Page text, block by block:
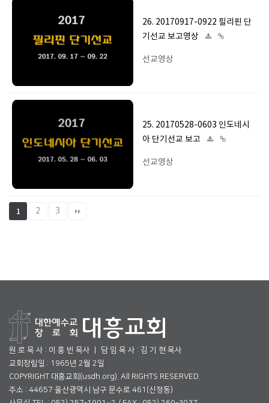
26. 20170917-0922 필리핀 단
기선교 보고영상
선교영상
25. 20170528-0603 인도네시
아 단기선교 보고
선교영상
1 2 3
원 로 목 사 : 이 흥 빈 목사 ㅣ 담 임 목 사 : 김 기 현 목사
교회창립일 : 1965년 2월 2일
COPYRIGHT 대흥교회(usdh.org). All RIGHTS RESERVED.
주소 : 44657 울산광역시 남구 문수로 461(신정동)